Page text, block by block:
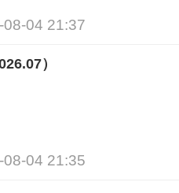
08-04 21:37
）
08-04 21:35